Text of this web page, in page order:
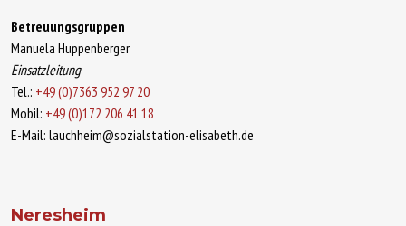
Betreuungsgruppen
Manuela Huppenberger
Einsatzleitung
Tel.: +49 (0)7363 952 97 20
Mobil: +49 (0)172 206 41 18
E-Mail: lauchheim@sozialstation-elisabeth.de
Neresheim